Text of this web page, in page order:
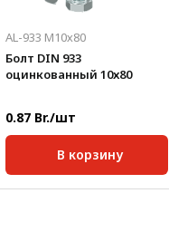
AL-933 M10х80
Болт DIN 933
оцинкованный 10х80
0.87 Br./шт
В корзину
Стандарт:
DIN 933